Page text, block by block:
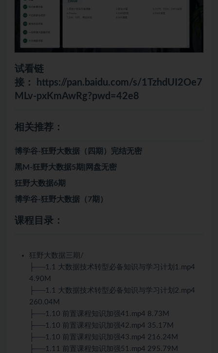
试看链
接：
https://pan.baidu.com/s/1TzhdUI2Oe7
MLv-pxKmAwRg?pwd=42e8
相关推荐：
博学谷-狂野大数据（四期）完结无密
黑M-狂野大数据5期|网盘无密
狂野大数据6期
博学谷-狂野大数据（7期）
课程目录：
狂野大数据三期/
├──1.1 大数据技术转型必备知识与学习计划1.mp4
4.90M
├──1.1 大数据技术转型必备知识与学习计划2.mp4
260.04M
├──1.10 前置课程知识加强41.mp4 8.73M
├──1.10 前置课程知识加强42.mp4 35.17M
├──1.10 前置课程知识加强43.mp4 216.24M
├──1.11 前置课程知识加强51.mp4 295.79M